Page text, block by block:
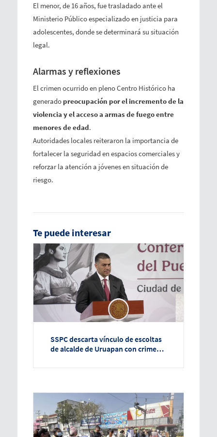
El menor, de 16 años, fue trasladado ante el
Ministerio Público especializado en justicia para
adolescentes, donde se determinará su situación
legal.
Alarmas y reflexiones
El crimen ocurrido en pleno Centro Histórico ha
generado preocupación por el incremento de la
violencia y el acceso a armas de fuego entre
menores de edad.
Autoridades locales reiteraron la importancia de
fortalecer la seguridad en espacios comerciales y
reforzar la atención a jóvenes en situación de
riesgo.
Te puede interesar
SSPC descarta vínculo de escoltas
de alcalde de Uruapan con crimen